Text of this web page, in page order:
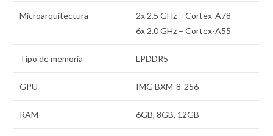
Microarquitectura
2x 2.5 GHz – Cortex-A78
6x 2.0 GHz – Cortex-A55
Tipo de memoria LPDDR5
GPU IMG BXM-8-256
RAM 6GB, 8GB, 12GB